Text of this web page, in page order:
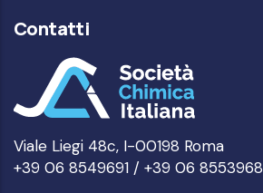
Contatti
Viale Liegi 48c, I-00198 Roma
+39 06 8549691 / +39 06 8553968